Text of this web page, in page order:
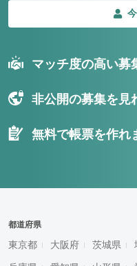
マッチ度の高い募
非公開の募集を見
無料で帳票を作れ
都道府県
東京都 大阪府 茨城県